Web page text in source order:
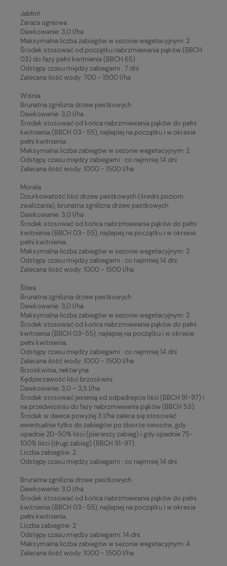
Jabłoń
Zaraza ogniowa
Dawkowanie: 3,0 l/ha
Maksymalna liczba zabiegów w sezonie wegetacyjnym: 2
Środek stosować od początku nabrzmiewania pąków (BBCH
03) do fazy pełni kwitnienia (BBCH 65)
Odstępy czasu między zabiegami : 7 dni
Zalecana ilość wody: 700 - 1500 l/ha
Wiśnia
Brunatna zgnilizna drzew pestkowych
Dawkowanie: 3,0 l/ha
Środek stosować od końca nabrzmiewania pąków do pełni
kwitnienia (BBCH 03- 55), najlepiej na początku i w okresie
pełni kwitnienia.
Maksymalna liczba zabiegów w sezonie wegetacyjnym: 2
Odstępy czasu między zabiegami : co najmniej 14 dni.
Zalecana ilość wody: 1000 - 1500 l/ha
Morela
Dziurkowatość liści drzew pestkowych (średni poziom
zwalczania), brunatna zgnilizna drzew pestkowych
Dawkowanie: 3,0 l/ha
Środek stosować od końca nabrzmiewania pąków do pełni
kwitnienia (BBCH 03- 55), najlepiej na początku i w okresie
pełni kwitnienia.
Maksymalna liczba zabiegów w sezonie wegetacyjnym: 2
Odstępy czasu między zabiegami : co najmniej 14 dni.
Zalecana ilość wody: 1000 - 1500 l/ha
Śliwa
Brunatna zgnilizna drzew pestkowych
Dawkowanie: 3,0 l/ha
Maksymalna liczba zabiegów w sezonie wegetacyjnym: 2
Środek stosować od końca nabrzmiewania pąków do pełni
kwitnienia (BBCH 03-55), najlepiej na początku i w okresie
pełni kwitnienia.
Odstępy czasu między zabiegami : co najmniej 14 dni.
Zalecana ilość wody: 1000 - 1500 l/ha
Brzoskwinia, nektaryna
Kędzierzawość liści brzoskwini
Dawkowanie: 3,0 – 3,5 l/ha
Środek stosować jesienią od odpadnięcia liści (BBCH 91-97) i
na przedwiośniu do fazy nabrzmiewania pąków (BBCH 53).
Środek w dawce powyżej 3 l/ha zaleca się stosować
ewentualnie tylko do zabiegów po zbiorze owoców, gdy
opadnie 20-50% liści (pierwszy zabieg) i gdy opadnie 75-
100% liści (drugi zabieg) (BBCH 91-97).
Liczba zabiegów: 2
Odstępy czasu między zabiegami : co najmniej 14 dni.
Brunatna zgnilizna drzew pestkowych
Dawkowanie: 3,0 l/ha
Środek stosować od końca nabrzmiewania pąków do pełni
kwitnienia (BBCH 03- 55), najlepiej na początku i w okresie
pełni kwitnienia.
Liczba zabiegów: 2
Odstępy czasu między zabiegami: 14 dni.
Maksymalna liczba zabiegów w sezonie wegetacyjnym: 4
Zalecana ilość wody: 1000 - 1500 l/ha